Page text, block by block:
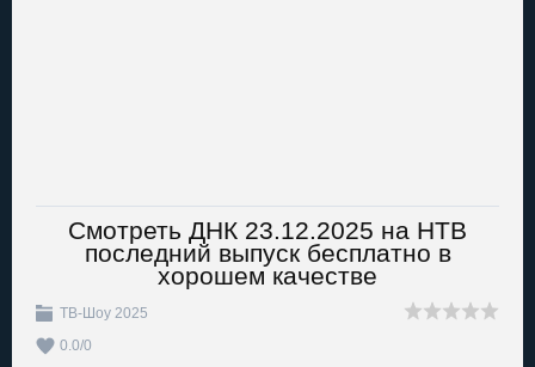
Смотреть ДНК 23.12.2025 на НТВ
последний выпуск бесплатно в
хорошем качестве
ТВ-Шоу 2025
0.0/0